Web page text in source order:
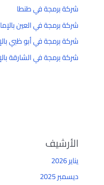
شركة برمجة في طنطا
شركة برمجة في العين
شركة برمجة في أبو ظبي
شركة برمجة في الشارقة
الأرشيف
يناير 2026
ديسمبر 2025